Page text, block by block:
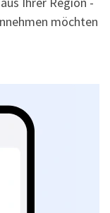
möchten